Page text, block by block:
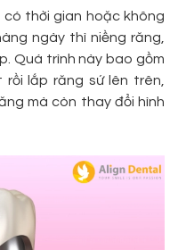
có thời gian hoặc không
ngày thì niềng răng,
Quá trình này bao gồm
lắp răng sứ lên trên,
mà còn thay đổi hình